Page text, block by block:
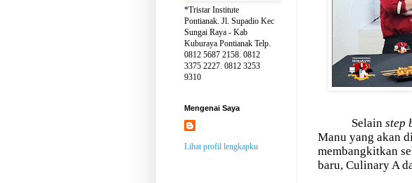
Selain step
Manu yang akan
membangkitkan
baru, Culinary A
*Tristar Institute
Pontianak. Jl. Supadio Kec
Sungai Raya - Kab
Kuburaya Pontianak Telp.
0812 5687 2158. 0812
3375 2227. 0812 3253
9310
Mengenai Saya
Lihat profil lengkapku